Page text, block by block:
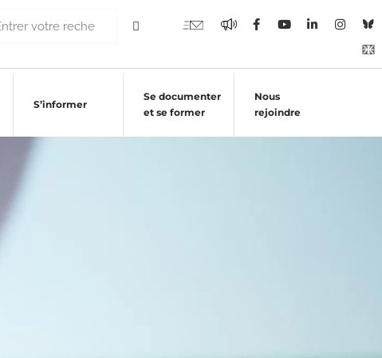
S’informer
Se documenter
et se former
Nous
rejoindre